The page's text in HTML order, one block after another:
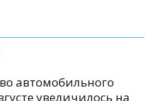
автомобильного
увеличилось на